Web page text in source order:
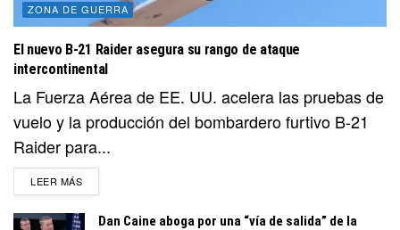
ZONA DE GUERRA
El nuevo B-21 Raider asegura su rango de ataque
intercontinental
La Fuerza Aérea de EE. UU. acelera las pruebas de
vuelo y la producción del bombardero furtivo B-21
Raider para...
LEER MÁSDETAILS
Dan Caine aboga por una “vía de salida” de la